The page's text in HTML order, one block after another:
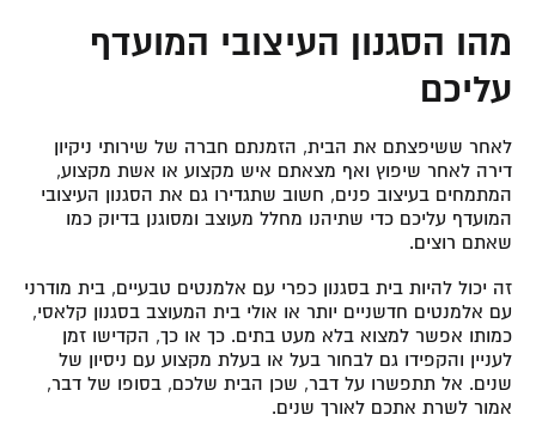
מהו הסגנון העיצובי המועדף
עליכם
לאחר ששיפצתם את הבית, הזמנתם חברה של שירותי ניקיון
דירה לאחר שיפוץ ואף מצאתם איש מקצוע או אשת מקצוע,
המתמחים בעיצוב פנים, חשוב שתגדירו גם את הסגנון העיצובי
המועדף עליכם כדי שתיהנו מחלל מעוצב ומסוגנן בדיוק כמו
שאתם רוצים.
זה יכול להיות בית בסגנון כפרי עם אלמנטים טבעיים, בית מודרני
עם אלמנטים חדשניים יותר או אולי בית המעוצב בסגנון קלאסי,
כמותו אפשר למצוא בלא מעט בתים. כך או כך, הקדישו זמן
לעניין והקפידו גם לבחור בעל או בעלת מקצוע עם ניסיון של
שנים. אל תתפשרו על דבר, שכן הבית שלכם, בסופו של דבר,
אמור לשרת אתכם לאורך שנים.